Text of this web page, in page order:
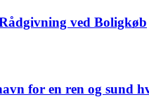
ved Boligkøb
for en ren og sund